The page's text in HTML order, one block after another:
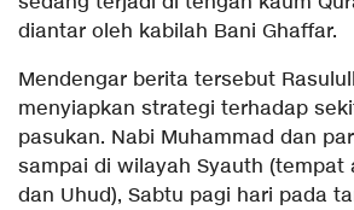
diantar oleh kabilah Bani Ghaffar.
Mendengar berita tersebut
menyiapkan strategi terhadap
pasukan. Nabi Muhammad dan
sampai di wilayah Syauth (tempat
dan Uhud), Sabtu pagi hari pada